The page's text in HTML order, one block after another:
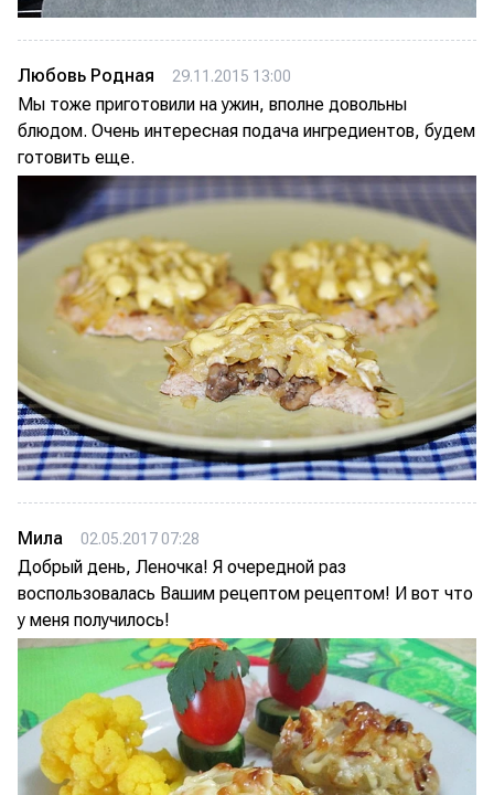
Любовь Родная 29.11.2015 13:00
Мы тоже приготовили на ужин, вполне довольны
блюдом. Очень интересная подача ингредиентов, будем
готовить еще.
Мила 02.05.2017 07:28
Добрый день, Леночка! Я очередной раз
воспользовалась Вашим рецептом рецептом! И вот что
у меня получилось!